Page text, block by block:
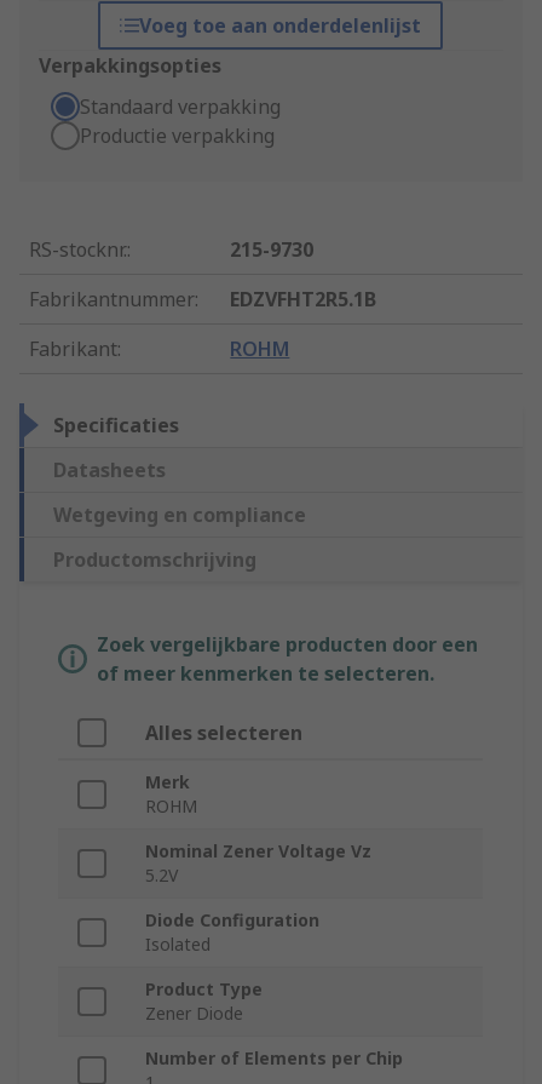
Voeg toe aan onderdelenlijst
Verpakkingsopties
Standaard verpakking
Productie verpakking
RS-stocknr.:
215-9730
Fabrikantnummer:
EDZVFHT2R5.1B
Fabrikant: ROHM
Specificaties
Datasheets
Wetgeving en compliance
Productomschrijving
Zoek vergelijkbare producten door een
of meer kenmerken te selecteren.
Alles selecteren
Merk
ROHM
Nominal Zener Voltage Vz
5.2V
Diode Configuration
Isolated
Product Type
Zener Diode
Number of Elements per Chip